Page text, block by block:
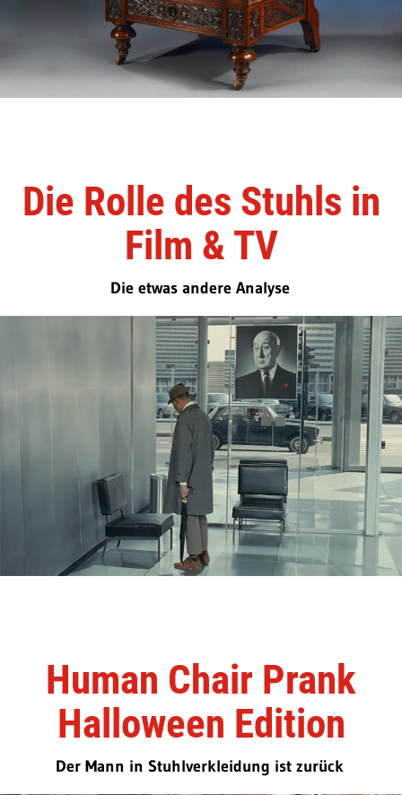
Die Rolle des Stuhls in
Film & TV
Die etwas andere Analyse
Human Chair Prank
Halloween Edition
Der Mann in Stuhlverkleidung ist zurück